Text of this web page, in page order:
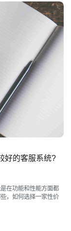
好的客服系统?
在功能和性能方面都
，如何选择一家性价